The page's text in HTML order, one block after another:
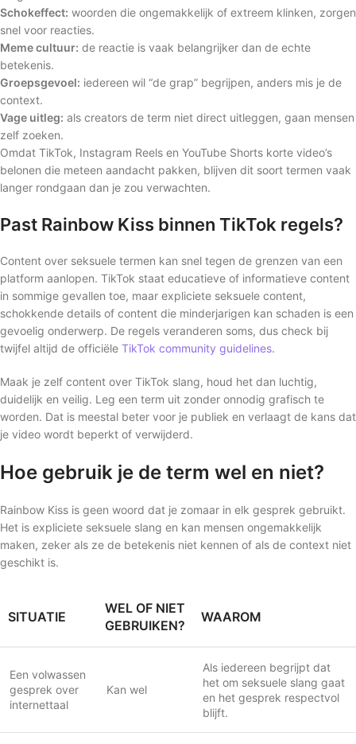
Schokeffect: woorden die ongemakkelijk of extreem klinken, zorgen
snel voor reacties.
Meme cultuur: de reactie is vaak belangrijker dan de echte
betekenis.
Groepsgevoel: iedereen wil “de grap” begrijpen, anders mis je de
context.
Vage uitleg: als creators de term niet direct uitleggen, gaan mensen
zelf zoeken.
Omdat TikTok, Instagram Reels en YouTube Shorts korte video’s
belonen die meteen aandacht pakken, blijven dit soort termen vaak
langer rondgaan dan je zou verwachten.
Past Rainbow Kiss binnen TikTok regels?
Content over seksuele termen kan snel tegen de grenzen van een
platform aanlopen. TikTok staat educatieve of informatieve content
in sommige gevallen toe, maar expliciete seksuele content,
schokkende details of content die minderjarigen kan schaden is een
gevoelig onderwerp. De regels veranderen soms, dus check bij
twijfel altijd de officiële TikTok community guidelines.
Maak je zelf content over TikTok slang, houd het dan luchtig,
duidelijk en veilig. Leg een term uit zonder onnodig grafisch te
worden. Dat is meestal beter voor je publiek en verlaagt de kans dat
je video wordt beperkt of verwijderd.
Hoe gebruik je de term wel en niet?
Rainbow Kiss is geen woord dat je zomaar in elk gesprek gebruikt.
Het is expliciete seksuele slang en kan mensen ongemakkelijk
maken, zeker als ze de betekenis niet kennen of als de context niet
geschikt is.
SITUATIE
WEL OF NIET
GEBRUIKEN?
WAAROM
Een volwassen
gesprek over
internettaal
Kan wel
Als iedereen begrijpt dat
het om seksuele slang gaat
en het gesprek respectvol
blijft.